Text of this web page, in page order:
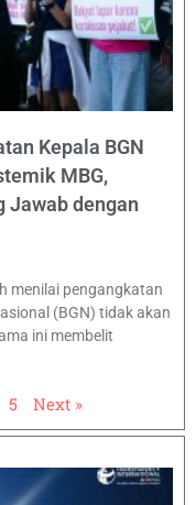
Kepala BGN
MBG,
Jawab dengan
menilai pengangkatan
(BGN) tidak akan
ini membelit
5 Next »